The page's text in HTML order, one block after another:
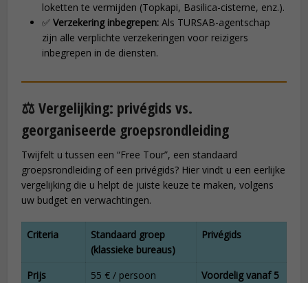
loketten te vermijden (Topkapi, Basilica-cisterne, enz.).
✅Verzekering inbegrepen: Als TURSAB-agentschap
zijn alle verplichte verzekeringen voor reizigers
inbegrepen in de diensten.
⚖️ Vergelijking: privégids vs.
georganiseerde groepsrondleiding
Twijfelt u tussen een “Free Tour”, een standaard
groepsrondleiding of een privégids? Hier vindt u een eerlijke
vergelijking die u helpt de juiste keuze te maken, volgens
uw budget en verwachtingen.
Criteria
Standaard groep
(klassieke bureaus)
Privégids
Prijs 55 € / persoon
Voordelig vanaf 5